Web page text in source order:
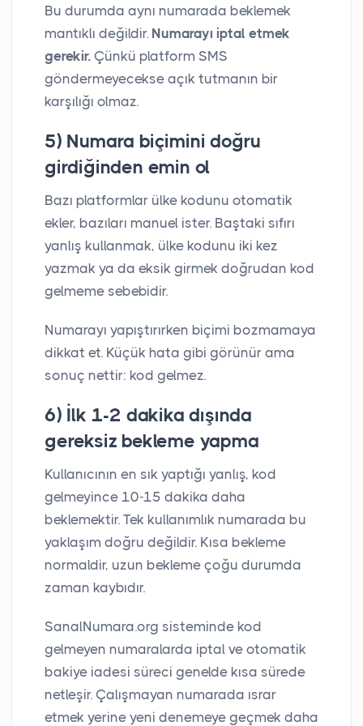
Bu durumda aynı numarada beklemek
mantıklı değildir. Numarayı iptal etmek
gerekir. Çünkü platform SMS
göndermeyecekse açık tutmanın bir
karşılığı olmaz.
5) Numara biçimini doğru
girdiğinden emin ol
Bazı platformlar ülke kodunu otomatik
ekler, bazıları manuel ister. Baştaki sıfırı
yanlış kullanmak, ülke kodunu iki kez
yazmak ya da eksik girmek doğrudan kod
gelmeme sebebidir.
Numarayı yapıştırırken biçimi bozmamaya
dikkat et. Küçük hata gibi görünür ama
sonuç nettir: kod gelmez.
6) İlk 1-2 dakika dışında
gereksiz bekleme yapma
Kullanıcının en sık yaptığı yanlış, kod
gelmeyince 10-15 dakika daha
beklemektir. Tek kullanımlık numarada bu
yaklaşım doğru değildir. Kısa bekleme
normaldir, uzun bekleme çoğu durumda
zaman kaybıdır.
SanalNumara.org sisteminde kod
gelmeyen numaralarda iptal ve otomatik
bakiye iadesi süreci genelde kısa sürede
netleşir. Çalışmayan numarada ısrar
etmek yerine yeni denemeye geçmek daha